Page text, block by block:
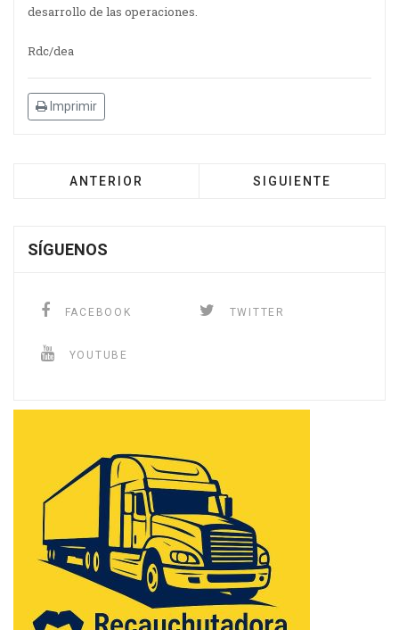
desarrollo de las operaciones.
Rdc/dea
Imprimir
ANTERIOR SIGUIENTE
SÍGUENOS
FACEBOOK TWITTER
YOUTUBE